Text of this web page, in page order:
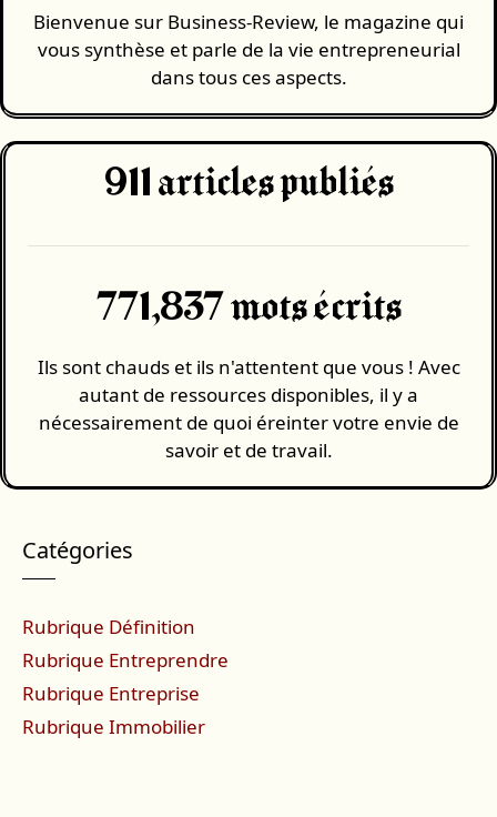
Bienvenue sur Business-Review, le magazine qui
vous synthèse et parle de la vie entrepreneurial
dans tous ces aspects.
911 articles publiés
771,837 mots écrits
Ils sont chauds et ils n'attentent que vous ! Avec
autant de ressources disponibles, il y a
nécessairement de quoi éreinter votre envie de
savoir et de travail.
Catégories
Rubrique Définition
Rubrique Entreprendre
Rubrique Entreprise
Rubrique Immobilier